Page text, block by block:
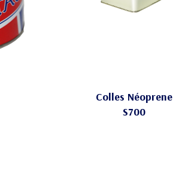
Colles Néoprene
S700